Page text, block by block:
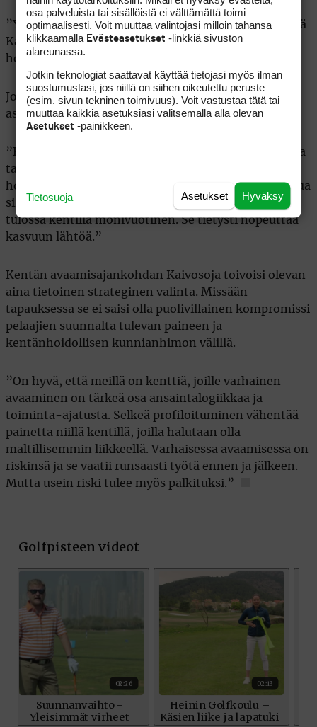
osa palveluista tai sisällöistä ei välttämättä toimi
optimaalisesti. Voit muuttaa valintojasi milloin tahansa
klikkaamalla Evästeasetukset -linkkiä sivuston
alareunassa.
Jotkin teknologiat saattavat käyttää tietojasi myös ilman
suostumustasi, jos niillä on siihen oikeutettu peruste
(esim. sivun tekninen toimivuus). Voit vastustaa tätä tai
muuttaa kaikkia asetuksiasi valitsemalla alla olevan
Asetukset -painikkeen.
Hyväksy
Asetukset
Tietosuoja
”Yksi päivä keväällä vastaa viikkoa syksyllä”, tiivistää
Kaivosoja. Käsijarru on osattava irrottaa oikealla
hetkellä.
Jonkin verran vaikutusta on myös kentällä valta-
asemassa olevilla heinälajeilla.
”Röllit ja joillekin kentille kylvetty nata ovat parhaita
talvehtimaan. Mutta kylänurmikkakin on nykyisin
hoitotoimin alkanut oloissamme sopeutua tai jalostua
sillä tavoin, että yleensä yksivuotisesta heinästä on
tulossa kentillä monivuotinen. Se tietysti nopeuttaa
kasvuun lähtöä.”
Kentän avaamisajankohdan Kaivosoja toivoisi olevan
aina tietoinen strateginen valinta. Missään
tapauksessa se ei saisi olla puolivillainen kompromissi
pelaajien suunnalta tulevan paineen ja
kentänhoidollisen kunnianhimon välillä.
”On hyvä, että meillä on kenttiä, joille varhainen
avaaminen on tärkeä osa ansaintalogiikkaa ja
toiminta-ajatusta. Selkeä profiloituminen vähentää
painetta niillä kentillä, joilla halutaan olla
maltillisemmin liikkeellä. Varhaisessa avaamisessa on
riskinsä ja se vaatii runsaasti työtä ennen ja jälkeen.
Mutta usein riski tulee myös palkituksi.”